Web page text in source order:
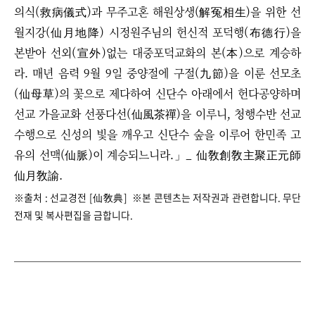
의식(救病儀式)과 무주고혼 해원상생(解冤相生)을 위한 선
월지강(仙月地降) 시정원주님의 헌신적 포덕행(布德行)을
본받아 선외(宣外)없는 대중포덕교화의 본(本)으로 계승하
라. 매년 음력 9월 9일 중양절에 구절(九節)을 이룬 선모초
(仙母草)의 꽃으로 제다하여 신단수 아래에서 헌다공양하며
선교 가을교화 선풍다선(仙風茶禪)을 이루니, 청행수반 선교
수행으로 신성의 빛을 깨우고 신단수 숲을 이루어 한민족 고
유의 선맥(仙脈)이 계승되느니라.」
_ 仙敎創敎主聚正元師
仙月敎諭.
※출처 : 선교경전 [仙敎典] ※본 콘텐츠는 저작권과 관련합니다. 무단
전재 및 복사편집을 금합니다.